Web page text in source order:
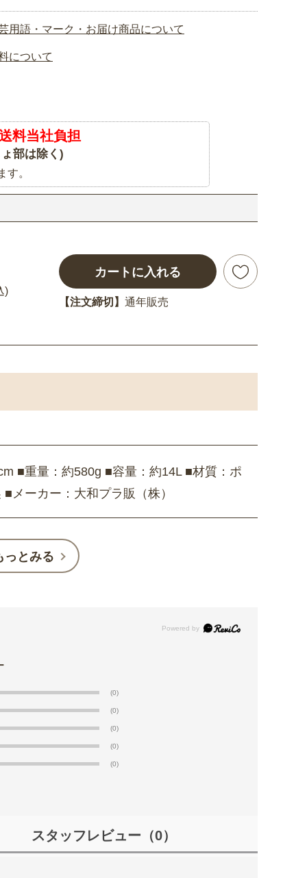
用語・マーク・お届け商品について
について
料当社負担
部は除く)
。
)
カートに入れる
【注文締切】 通年販売
■重量：約580g ■容量：約14L ■材質：ポ
メーカー：大和プラ販（株）
っとみる
(0)
(0)
(0)
(0)
(0)
スタッフレビュー （0）